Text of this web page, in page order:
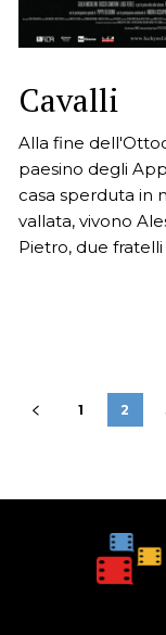
Cavalli
Alla fine
paesino degli
casa sperduta in
vallata, vivono
Pietro, due fratelli
1 2